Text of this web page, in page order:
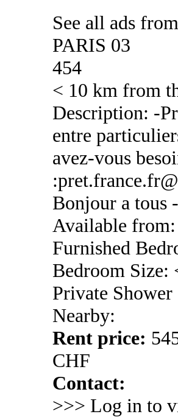
See all ads from
PARIS 03
454
< 10 km from
Description: -
entre
avez-vous
Bonjour a
Available
Furnished
Bedroom Size:
Private Shower
Nearby:
Rent price:
CHF
Contact:
>>> Log in to